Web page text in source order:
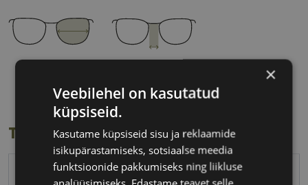
Klaasi laius
(mm)
Ninavahe laius
(mm)
Toote info
TED BAKER
×
Veebilehel on kasutatud
küpsiseid.
Kasutame küpsiseid sisu ja reklaamide
isikupärastamiseks, sotsiaalse meedia
funktsioonide pakkumiseks ning liikluse
analüüsimiseks. Edastame teavet selle